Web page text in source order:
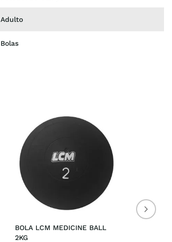
Adulto
Bolas
BOLA LCM MEDICINE BALL
2KG